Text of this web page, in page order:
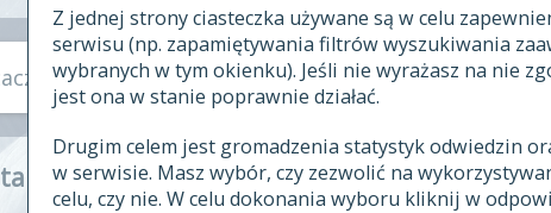
Z jednej strony ciasteczka używane są w celu
serwisu (np. zapamiętywania filtrów wyszukiwania
wybranych w tym okienku). Jeśli nie wyrażasz na nie
jest ona w stanie poprawnie działać.
Drugim celem jest gromadzenia statystyk odwiedzin
w serwisie. Masz wybór, czy zezwolić na
celu, czy nie. W celu dokonania wyboru kliknij w
się od
hasła w indeksie